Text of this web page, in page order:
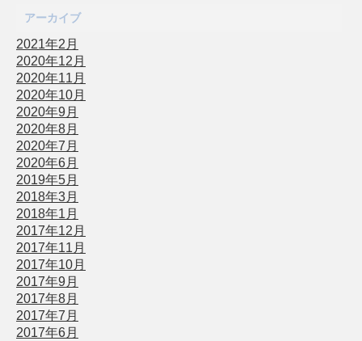
アーカイブ
2021年2月
2020年12月
2020年11月
2020年10月
2020年9月
2020年8月
2020年7月
2020年6月
2019年5月
2018年3月
2018年1月
2017年12月
2017年11月
2017年10月
2017年9月
2017年8月
2017年7月
2017年6月